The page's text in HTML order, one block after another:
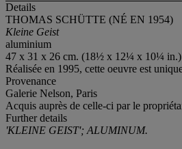
Details
THOMAS SCHÜTTE (NÉ EN 1954)
Kleine Geist
aluminium
47 x 31 x 26 cm. (18½ x 12¼ x 10¼ in.)
Réalisée en 1995, cette oeuvre est
Provenance
Galerie Nelson, Paris
Acquis auprès de celle-ci par le
Further details
'KLEINE GEIST'; ALUMINUM.